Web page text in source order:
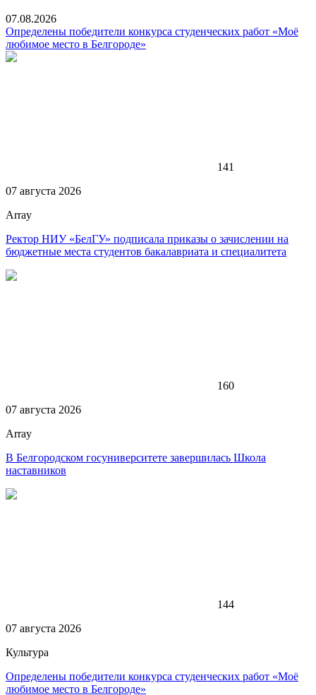
07.08.2026
Определены победители конкурса студенческих работ «Моё
любимое место в Белгороде»
141
07 августа 2026
Array
Ректор НИУ «БелГУ» подписала приказы о зачислении на
бюджетные места студентов бакалавриата и специалитета
160
07 августа 2026
Array
В Белгородском госуниверситете завершилась Школа
наставников
144
07 августа 2026
Культура
Определены победители конкурса студенческих работ «Моё
любимое место в Белгороде»